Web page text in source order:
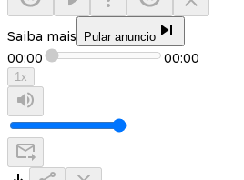
Saiba mais Pular anuncio
00:00 00:00
1x